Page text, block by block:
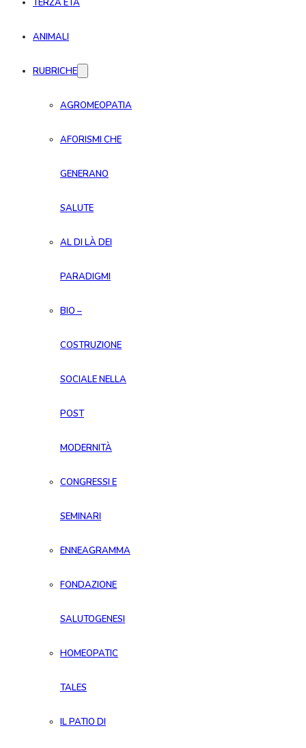
TERZA ETÀ
ANIMALI
RUBRICHE
AGROMEOPATIA
AFORISMI CHE
GENERANO
SALUTE
AL DI LÀ DEI
PARADIGMI
BIO –
COSTRUZIONE
SOCIALE NELLA
POST
MODERNITÀ
CONGRESSI E
SEMINARI
ENNEAGRAMMA
FONDAZIONE
SALUTOGENESI
HOMEOPATIC
TALES
IL PATIO DI